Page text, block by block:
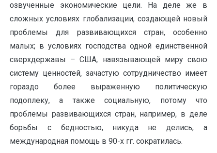
озвученные экономические цели. На деле же в
сложных условиях глобализации, создающей новый
проблемы для развивающихся стран, особенно
малых; в условиях господства одной единственной
сверхдержавы – США, навязывающей миру свою
систему ценностей, зачастую сотрудничество имеет
гораздо более выраженную политическую
подоплеку, а также социальную, потому что
проблемы развивающихся стран, например, в деле
борьбы с бедностью, никуда не делись, а
международная помощь в 90-х гг. сократилась.